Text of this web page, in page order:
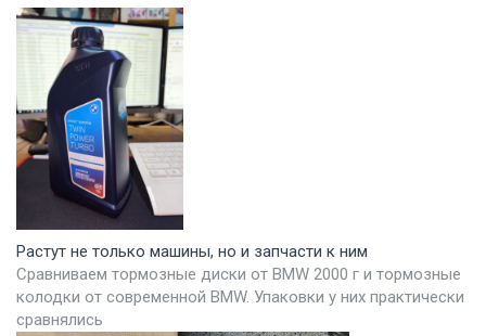
Растут не только машины, но и запчасти к ним
Сравниваем тормозные диски от BMW 2000 г и тормозные
колодки от современной BMW. Упаковки у них практически
сравнялись